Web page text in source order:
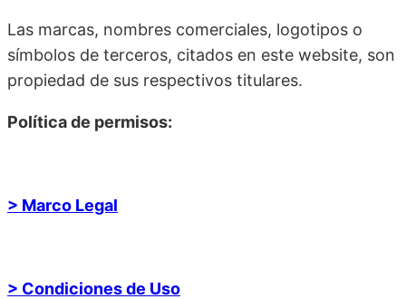
Las marcas, nombres comerciales, logotipos o
símbolos de terceros, citados en este website, son
propiedad de sus respectivos titulares.
Política de permisos:
> Marco Legal
> Condiciones de Uso